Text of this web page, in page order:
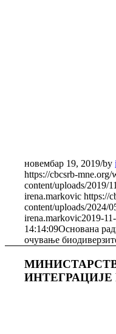
новембар 19, 2019/by
https://cbcsrb-mne.org/
content/uploads/2019/
irena.markovic https://
content/uploads/2024/
irena.markovic2019-
14:14:09Основана
очување